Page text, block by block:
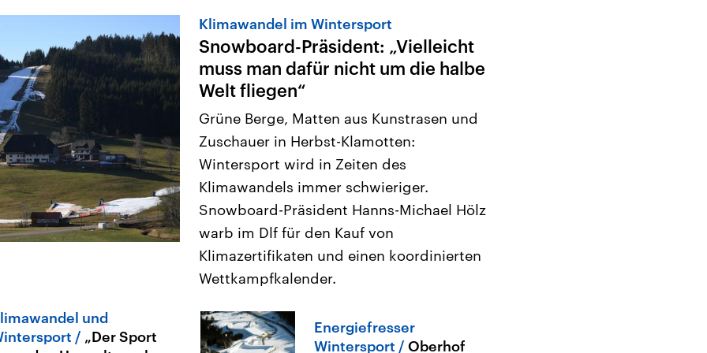
Klimawandel im Wintersport
Snowboard-Präsident: „Vielleicht
muss man dafür nicht um die halbe
Welt fliegen“
Grüne Berge, Matten aus Kunstrasen und
Zuschauer in Herbst-Klamotten:
Wintersport wird in Zeiten des
Klimawandels immer schwieriger.
Snowboard-Präsident Hanns-Michael Hölz
warb im Dlf für den Kauf von
Klimazertifikaten und einen koordinierten
Wettkampfkalender.
und
„Der Sport
Energiefresser
Wintersport
Oberhof